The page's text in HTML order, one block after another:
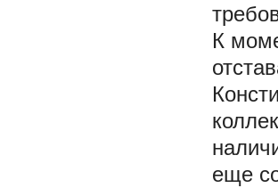
К
еще